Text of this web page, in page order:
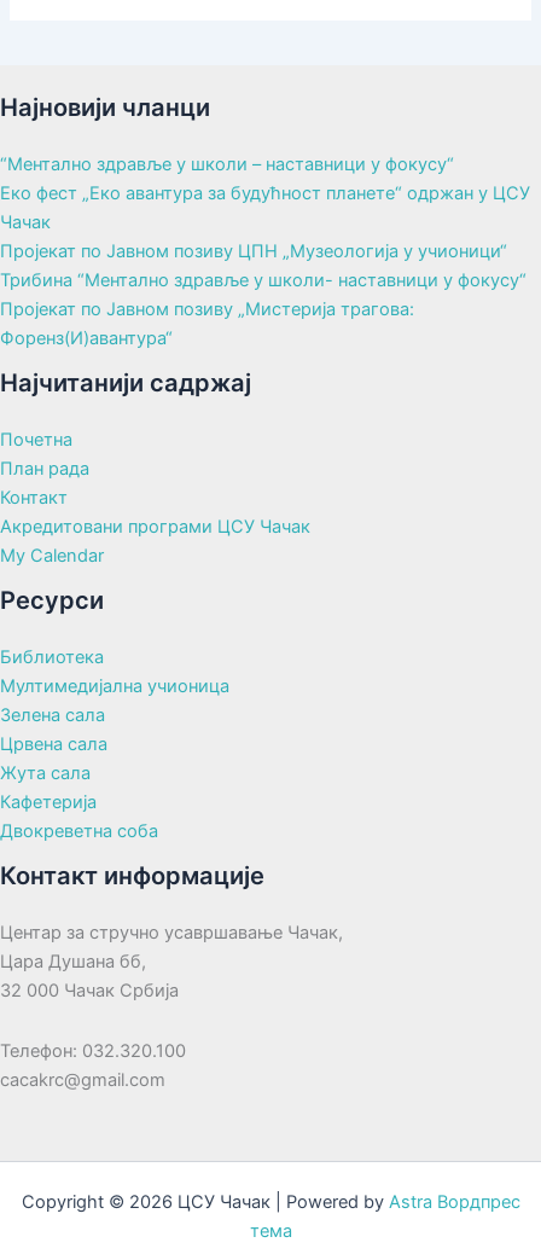
Најновији чланци
“Ментално здравље у школи – наставници у фокусу“
Еко фест „Еко авантура за будућност планете“ одржан у ЦСУ
Чачак
Пројекат по Јавном позиву ЦПН „Музеологија у учионици“
Трибина “Ментално здравље у школи- наставници у фокусу“
Пројекат по Јавном позиву „Мистерија трагова:
Форенз(И)авантура“
Најчитанији садржај
Почетна
План рада
Контакт
Акредитовани програми ЦСУ Чачак
My Calendar
Ресурси
Библиотека
Мултимедијална учионица
Зелена сала
Црвена сала
Жута сала
Кафетерија
Двокреветна соба
Контакт информације
Центар за стручно усавршавање Чачак,
Цара Душана бб,
32 000 Чачак Србија
Телефон: 032.320.100
cacakrc@gmail.com
Copyright © 2026 ЦСУ Чачак | Powered by Astra Вордпрес
тема